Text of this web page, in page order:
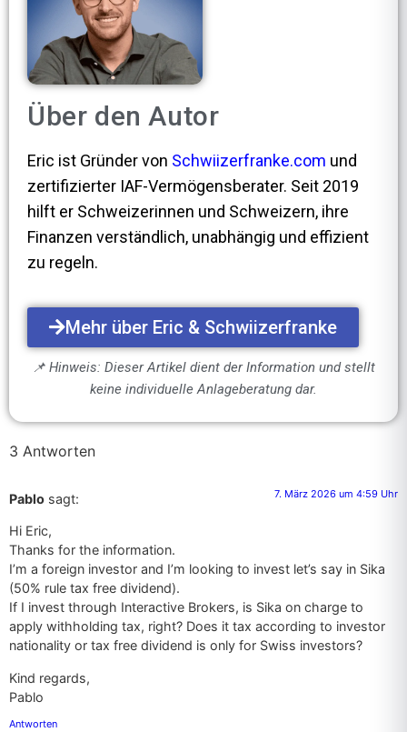
Über den Autor
Eric ist Gründer von Schwiizerfranke.com und
zertifizierter IAF-Vermögensberater. Seit 2019
hilft er Schweizerinnen und Schweizern, ihre
Finanzen verständlich, unabhängig und effizient
zu regeln.
Mehr über Eric & Schwiizerfranke
📌 Hinweis: Dieser Artikel dient der Information und stellt
keine individuelle Anlageberatung dar.
3 Antworten
Pablo sagt: 7. März 2026 um 4:59 Uhr
Hi Eric,
Thanks for the information.
I’m a foreign investor and I’m looking to invest let’s say in Sika
(50% rule tax free dividend).
If I invest through Interactive Brokers, is Sika on charge to
apply withholding tax, right? Does it tax according to investor
nationality or tax free dividend is only for Swiss investors?
Kind regards,
Pablo
Antworten